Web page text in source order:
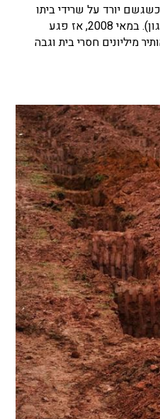
בידו, כשגשם יורד על שרידי ביתו
בסמוך לבירת מיאנמר, יאנגון (רנגון). במאי 2008, אז פגע
מיליונים חסרי בית וגבה